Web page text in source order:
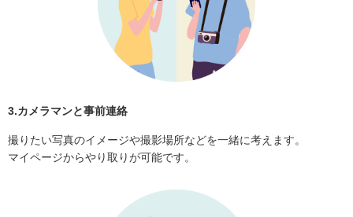
3.カメラマンと事前連絡
撮りたい写真のイメージや撮影場所などを一緒に考えます。
マイページからやり取りが可能です。